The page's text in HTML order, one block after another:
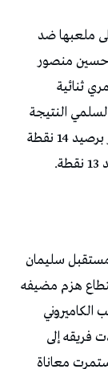
ملعبها ضد
حسين منصور
ثنائية
النتيجة
للمستقبل ليبقى فريق الشبيبة في المركز العاشر برصيد 14 نقطة
مستقبل سليمان
هزم مضيفه
الكاميروني
فريقه إلى
في حين استمرت معاناة